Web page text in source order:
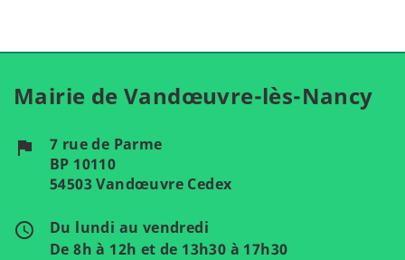
Mairie de Vandœuvre-lès-Nancy
flag
7 rue de Parme
BP 10110
54503 Vandœuvre Cedex
access_time
Du lundi au vendredi
De 8h à 12h et de 13h30 à 17h30